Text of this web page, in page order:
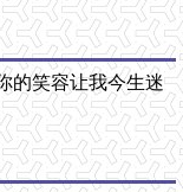
的笑容让我今生迷